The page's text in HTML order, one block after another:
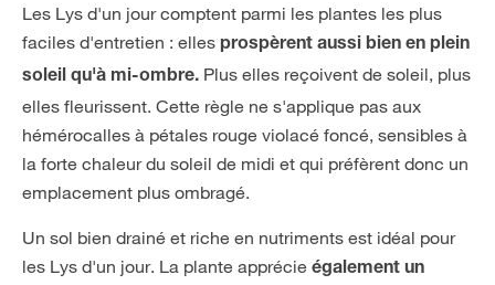
Les Lys d'un jour comptent parmi les plantes les plus
faciles d'entretien : elles prospèrent aussi bien en plein
soleil qu'à mi-ombre. Plus elles reçoivent de soleil, plus
elles fleurissent. Cette règle ne s'applique pas aux
hémérocalles à pétales rouge violacé foncé, sensibles à
la forte chaleur du soleil de midi et qui préfèrent donc un
emplacement plus ombragé.
Un sol bien drainé et riche en nutriments est idéal pour
les Lys d'un jour. La plante apprécie également un